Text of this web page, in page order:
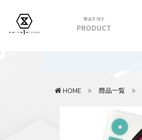
商品を探す
PRODUCT
PRIME 1 STATUE
PRIME COLLECTIBLE FIGURE
HOME 商品一覧